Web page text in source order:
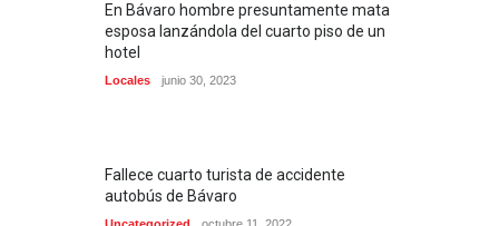
En Bávaro hombre presuntamente mata
esposa lanzándola del cuarto piso de un
hotel
Locales junio 30, 2023
Fallece cuarto turista de accidente
autobús de Bávaro